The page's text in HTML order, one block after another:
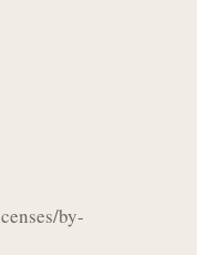
by-